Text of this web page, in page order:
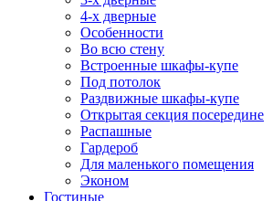
4-х дверные
Особенности
Во всю стену
Встроенные шкафы-купе
Под потолок
Раздвижные шкафы-купе
Открытая секция посередине
Распашные
Гардероб
Для маленького помещения
Эконом
Гостиные